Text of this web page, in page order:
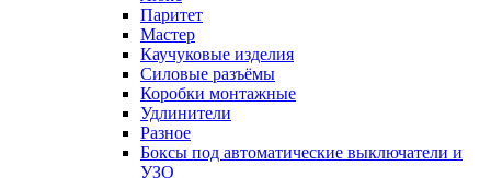
Паритет
Мастер
Каучуковые изделия
Силовые разъёмы
Коробки монтажные
Удлинители
Разное
Боксы под автоматические выключатели и
УЗО